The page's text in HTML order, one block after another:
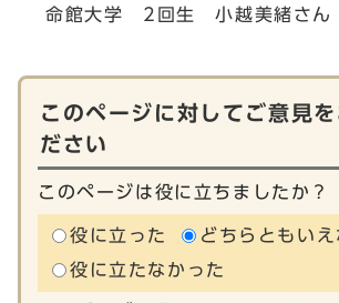
命館大学 2回生 小越美緒さん
このページに対してご意見を
ださい
このページは役に立ちましたか？
役に立った
どちらともいえ
役に立たなかった